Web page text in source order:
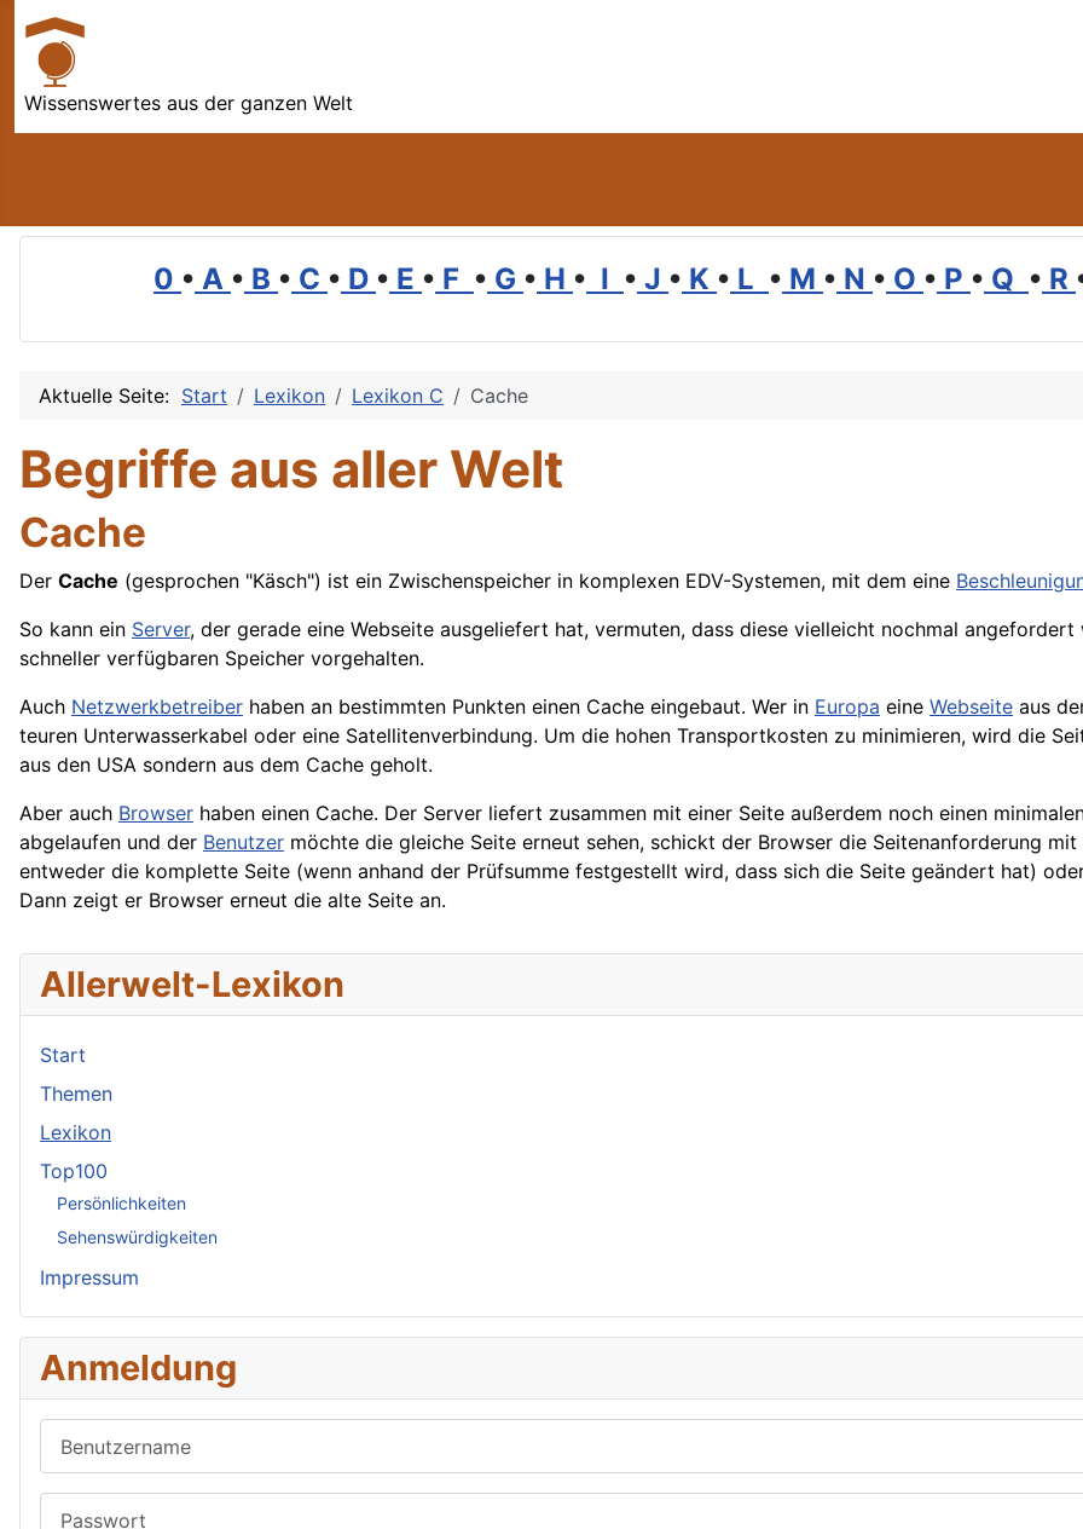
Wissenswertes aus der ganzen Welt
0 • A • B • C • D • E • F • G • H • I • J • K • L • M • N • O • P • Q • R
Aktuelle Seite: Start Lexikon Lexikon C Cache
Begriffe aus aller Welt
Cache
Der Cache (gesprochen "Käsch") ist ein Zwischenspeicher in komplexen EDV-Systemen, mit dem eine
So kann ein Server, der gerade eine Webseite ausgeliefert hat, vermuten, dass diese vielleicht nochmal
schneller verfügbaren Speicher vorgehalten.
Auch Netzwerkbetreiber haben an bestimmten Punkten einen Cache eingebaut. Wer in Europa eine Webseite aus
teuren Unterwasserkabel oder eine Satellitenverbindung. Um die hohen Transportkosten zu minimieren, wird die
aus den USA sondern aus dem Cache geholt.
Aber auch Browser haben einen Cache. Der Server liefert zusammen mit einer Seite außerdem noch einen
abgelaufen und der Benutzer möchte die gleiche Seite erneut sehen, schickt der Browser die Seitenanforderung
entweder die komplette Seite (wenn anhand der Prüfsumme festgestellt wird, dass sich die Seite geändert hat)
Dann zeigt er Browser erneut die alte Seite an.
Allerwelt-Lexikon
Start
Themen
Lexikon
Top100
Persönlichkeiten
Sehenswürdigkeiten
Impressum
Anmeldung